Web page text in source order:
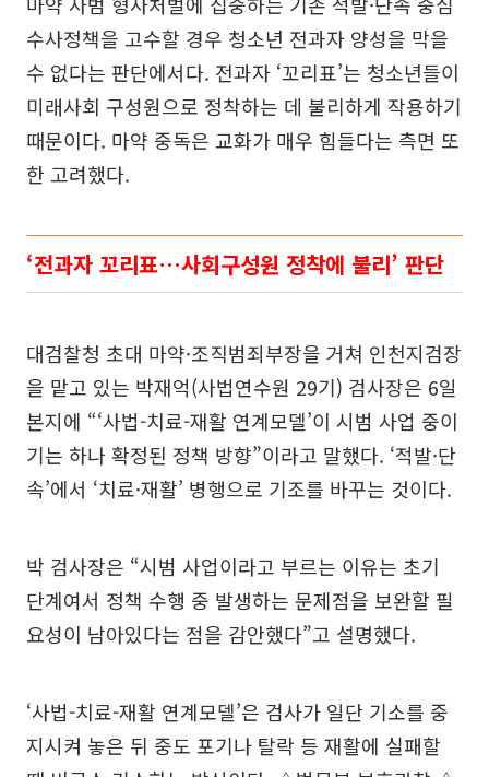
수사정책을 고수할 경우 청소년 전과자 양성을 막을
수 없다는 판단에서다. 전과자 ‘꼬리표’는 청소년들이
미래사회 구성원으로 정착하는 데 불리하게 작용하기
때문이다. 마약 중독은 교화가 매우 힘들다는 측면 또
한 고려했다.
‘전과자 꼬리표…사회구성원 정착에 불리’ 판단
대검찰청 초대 마약·조직범죄부장을 거쳐 인천지검장
을 맡고 있는 박재억(사법연수원 29기) 검사장은 6일
본지에 “‘사법-치료-재활 연계모델’이 시범 사업 중이
기는 하나 확정된 정책 방향”이라고 말했다. ‘적발·단
속’에서 ‘치료·재활’ 병행으로 기조를 바꾸는 것이다.
박 검사장은 “시범 사업이라고 부르는 이유는 초기
단계여서 정책 수행 중 발생하는 문제점을 보완할 필
요성이 남아있다는 점을 감안했다”고 설명했다.
‘사법-치료-재활 연계모델’은 검사가 일단 기소를 중
지시켜 놓은 뒤 중도 포기나 탈락 등 재활에 실패할